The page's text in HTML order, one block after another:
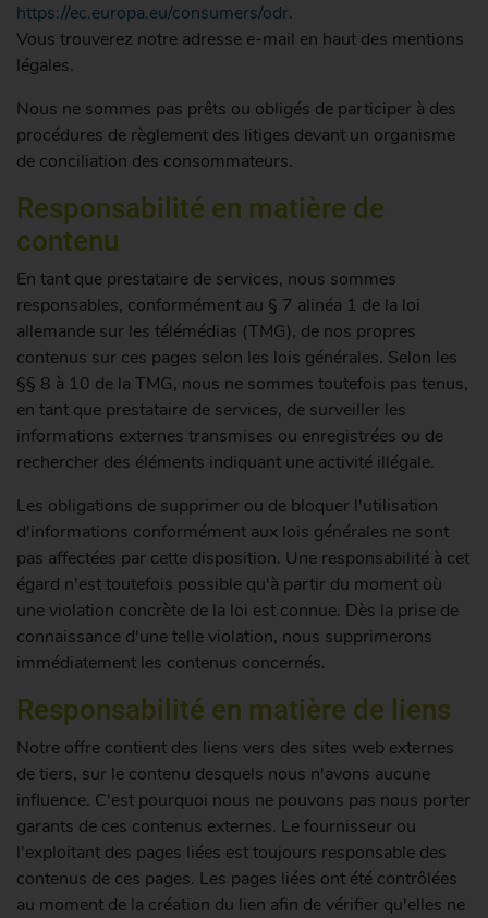
https://ec.europa.eu/consumers/odr.
Vous trouverez notre adresse e-mail en haut des mentions
légales.
Nous ne sommes pas prêts ou obligés de participer à des
procédures de règlement des litiges devant un organisme
de conciliation des consommateurs.
Responsabilité en matière de
contenu
En tant que prestataire de services, nous sommes
responsables, conformément au § 7 alinéa 1 de la loi
allemande sur les télémédias (TMG), de nos propres
contenus sur ces pages selon les lois générales. Selon les
§§ 8 à 10 de la TMG, nous ne sommes toutefois pas tenus,
en tant que prestataire de services, de surveiller les
informations externes transmises ou enregistrées ou de
rechercher des éléments indiquant une activité illégale.
Les obligations de supprimer ou de bloquer l'utilisation
d'informations conformément aux lois générales ne sont
pas affectées par cette disposition. Une responsabilité à cet
égard n'est toutefois possible qu'à partir du moment où
une violation concrète de la loi est connue. Dès la prise de
connaissance d'une telle violation, nous supprimerons
immédiatement les contenus concernés.
Responsabilité en matière de liens
Notre offre contient des liens vers des sites web externes
de tiers, sur le contenu desquels nous n'avons aucune
influence. C'est pourquoi nous ne pouvons pas nous porter
garants de ces contenus externes. Le fournisseur ou
l'exploitant des pages liées est toujours responsable des
contenus de ces pages. Les pages liées ont été contrôlées
au moment de la création du lien afin de vérifier qu'elles ne